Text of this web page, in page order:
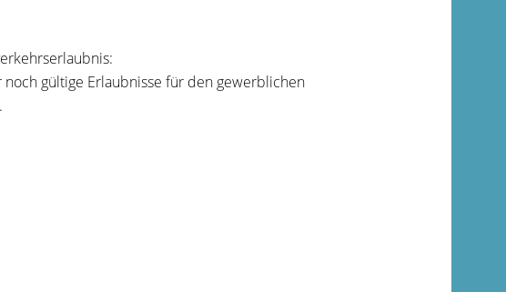
gültige Erlaubnisse für den gewerblichen